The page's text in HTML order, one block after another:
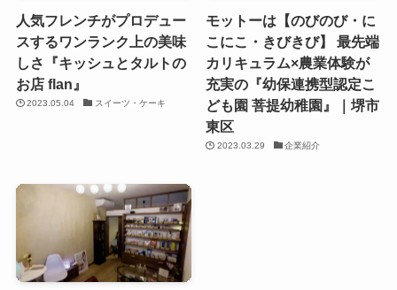
人気フレンチがプロデュー
スするワンランク上の美味
しさ『キッシュとタルトの
お店 flan』
2023.05.04 スイーツ・ケーキ
モットーは【のびのび・に
こにこ・きびきび】 最先端
カリキュラム×農業体験が
充実の『幼保連携型認定こ
ども園 菩提幼稚園』｜堺市
東区
2023.03.29 企業紹介